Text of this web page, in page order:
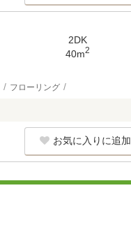
2DK
40m2
フローリング
お気に入りに追加